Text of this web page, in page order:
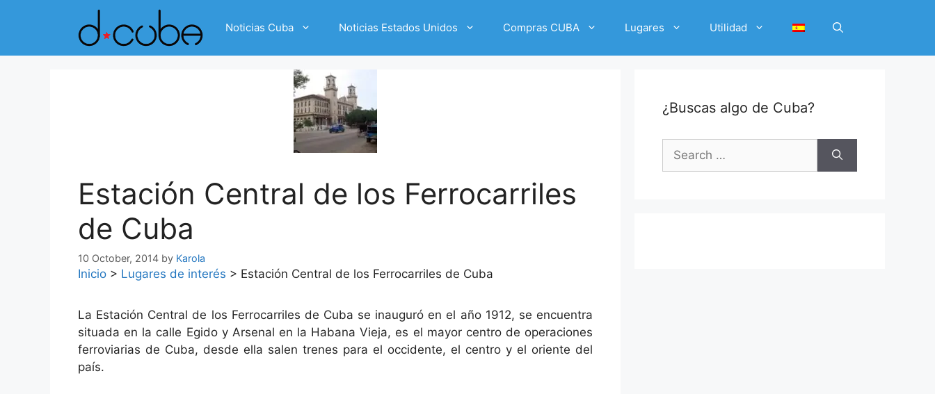
Noticias Cuba Noticias Estados Unidos Compras CUBA Lugares Utilidad
Estación Central de los Ferrocarriles
de Cuba
10 October, 2014 by Karola
Inicio > Lugares de interés > Estación Central de los Ferrocarriles de Cuba
La Estación Central de los Ferrocarriles de Cuba se inauguró en el año 1912, se encuentra
situada en la calle Egido y Arsenal en la Habana Vieja, es el mayor centro de operaciones
ferroviarias de Cuba, desde ella salen trenes para el occidente, el centro y el oriente del
país.
¿Buscas algo de Cuba?
Search
for: